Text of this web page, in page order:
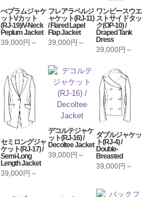
ぺプラムジャケ
ットVカット
(RJ-19)/V-Neck
Peplum Jacket
39,000円～
フレアラペルジ
ャケット(RJ-11)
/ Flared Lapel
Flap Jacket
39,000円～
ワンピースウエ
ストサイドタッ
ク(OP-10) /
Draped Tank
Dress
39,000円～
セミロングジャ
ケット(RJ-17) /
Semi-Long
Length Jacket
39,000円～
デコルテジャケ
ット(RJ-16) /
Decoltee Jacket
39,000円～
ダブルジャケッ
ト(RJ-4) /
Double-
Breasted
39,000円～